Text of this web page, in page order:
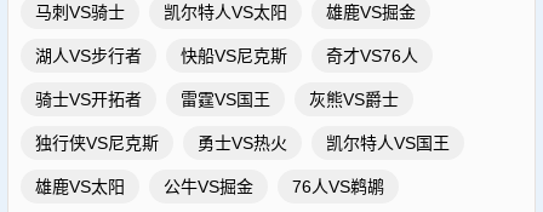
马刺VS骑士 凯尔特人VS太阳 雄鹿VS掘金
湖人VS步行者 快船VS尼克斯 奇才VS76人
骑士VS开拓者 雷霆VS国王 灰熊VS爵士
独行侠VS尼克斯 勇士VS热火 凯尔特人VS国王
雄鹿VS太阳 公牛VS掘金 76人VS鹈鹕